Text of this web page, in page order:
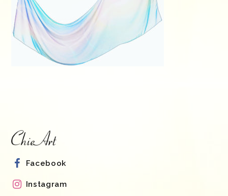
Facebook
Instagram